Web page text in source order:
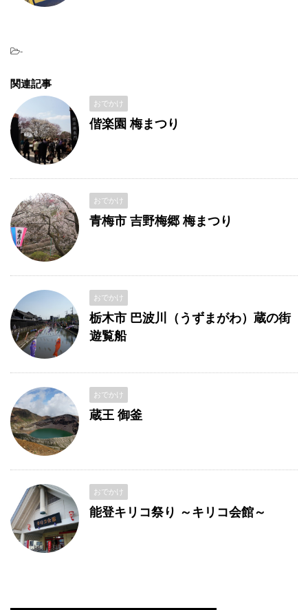
-
関連記事
おでかけ
偕楽園 梅まつり
おでかけ
青梅市 吉野梅郷 梅まつり
おでかけ
栃木市 巴波川（うずまがわ）蔵の街
遊覧船
おでかけ
蔵王 御釜
おでかけ
能登キリコ祭り ～キリコ会館～